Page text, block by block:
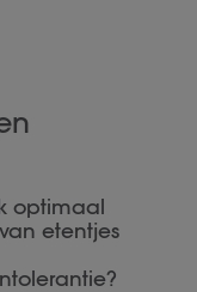
optimaal
etentjes